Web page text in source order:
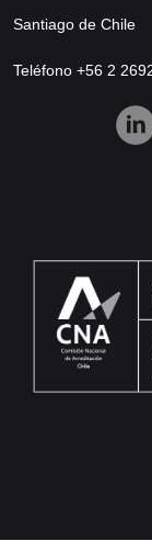
Santiago de Chile
Teléfono +56 2